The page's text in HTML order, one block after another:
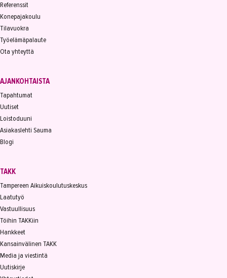
Referenssit
Konepajakoulu
Tilavuokra
Työelämäpalaute
Ota yhteyttä
AJANKOHTAISTA
Tapahtumat
Uutiset
Loistoduuni
Asiakaslehti Sauma
Blogi
TAKK
Tampereen Aikuiskoulutuskeskus
Laatutyö
Vastuullisuus
Töihin TAKKiin
Hankkeet
Kansainvälinen TAKK
Media ja viestintä
Uutiskirje